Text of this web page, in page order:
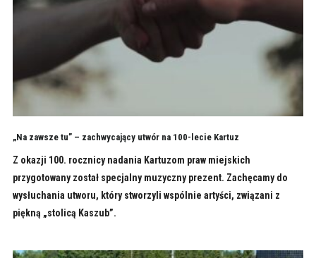
„Na zawsze tu” – zachwycający utwór na 100-lecie Kartuz
Z okazji 100. rocznicy nadania Kartuzom praw miejskich
przygotowany został specjalny muzyczny prezent. Zachęcamy do
wysłuchania utworu, który stworzyli wspólnie artyści, związani z
piękną „stolicą Kaszub”.